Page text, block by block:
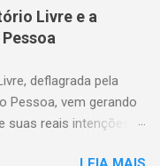
Livre e a
deflagrada pela
Pessoa, vem gerando
suas reais intenções e